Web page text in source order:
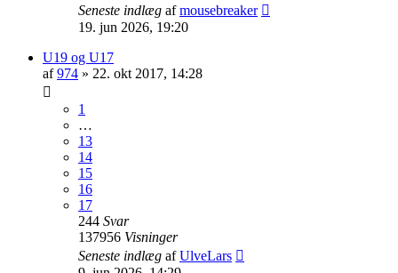
Seneste indlæg afmousebreaker
19. jun 2026, 19:20
U19 og U17
af974 » 22. okt 2017, 14:28
1
…
13
14
15
16
17
244 Svar
137956 Visninger
Seneste indlæg afUlveLars